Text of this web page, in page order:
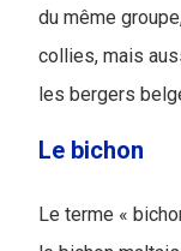
du même
collies, mais
les bergers
Le bichon
Le terme «